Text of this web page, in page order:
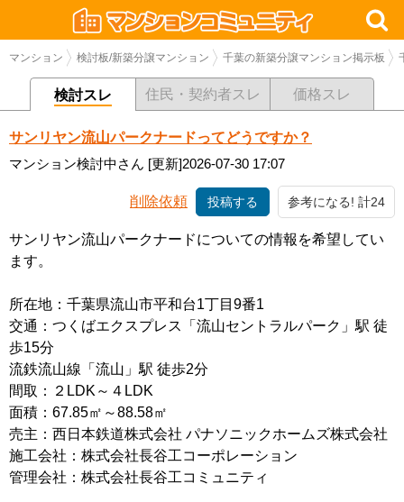
マンション 検討板/新築分譲マンション 千葉の新築分譲マンション掲示板
検討スレ 住民・契約者スレ 価格スレ
サンリヤン流山パークナードってどうですか？
マンション検討中さん [更新]2026-07-30 17:07
削除依頼 投稿する 参考になる! 計24
サンリヤン流山パークナードについての情報を希望してい
ます。
所在地：千葉県流山市平和台1丁目9番1
交通：つくばエクスプレス「流山セントラルパーク」駅 徒
歩15分
流鉄流山線「流山」駅 徒歩2分
間取：２LDK～４LDK
面積：67.85㎡～88.58㎡
売主：西日本鉄道株式会社 パナソニックホームズ株式会社
施工会社：株式会社長谷工コーポレーション
管理会社：株式会社長谷工コミュニティ